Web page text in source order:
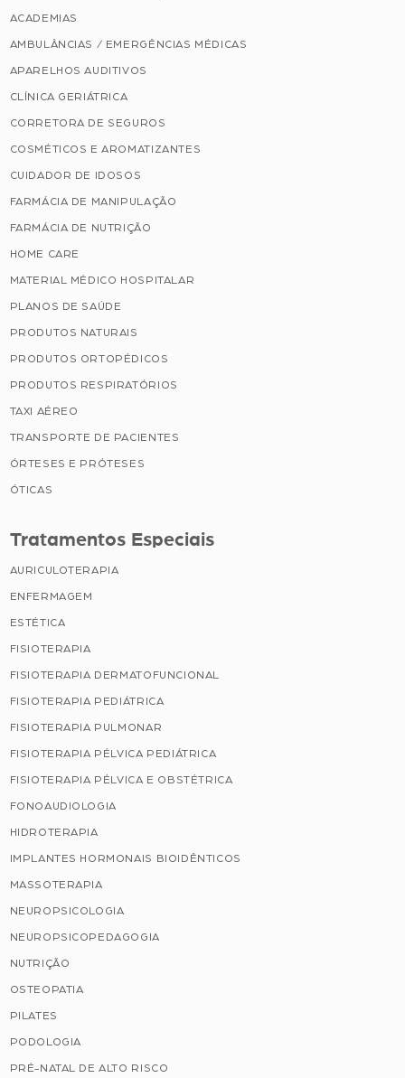
ACADEMIAS
AMBULÂNCIAS / EMERGÊNCIAS MÉDICAS
APARELHOS AUDITIVOS
CLÍNICA GERIÁTRICA
CORRETORA DE SEGUROS
COSMÉTICOS E AROMATIZANTES
CUIDADOR DE IDOSOS
FARMÁCIA DE MANIPULAÇÃO
FARMÁCIA DE NUTRIÇÃO
HOME CARE
MATERIAL MÉDICO HOSPITALAR
PLANOS DE SAÚDE
PRODUTOS NATURAIS
PRODUTOS ORTOPÉDICOS
PRODUTOS RESPIRATÓRIOS
TAXI AÉREO
TRANSPORTE DE PACIENTES
ÓRTESES E PRÓTESES
ÓTICAS
Tratamentos Especiais
AURICULOTERAPIA
ENFERMAGEM
ESTÉTICA
FISIOTERAPIA
FISIOTERAPIA DERMATOFUNCIONAL
FISIOTERAPIA PEDIÁTRICA
FISIOTERAPIA PULMONAR
FISIOTERAPIA PÉLVICA PEDIÁTRICA
FISIOTERAPIA PÉLVICA E OBSTÉTRICA
FONOAUDIOLOGIA
HIDROTERAPIA
IMPLANTES HORMONAIS BIOIDÊNTICOS
MASSOTERAPIA
NEUROPSICOLOGIA
NEUROPSICOPEDAGOGIA
NUTRIÇÃO
OSTEOPATIA
PILATES
PODOLOGIA
PRÉ-NATAL DE ALTO RISCO